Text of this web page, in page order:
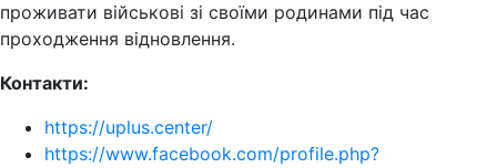
проживати військові зі своїми родинами під час
проходження відновлення.
Контакти:
https://uplus.center/
https://www.facebook.com/profile.php?